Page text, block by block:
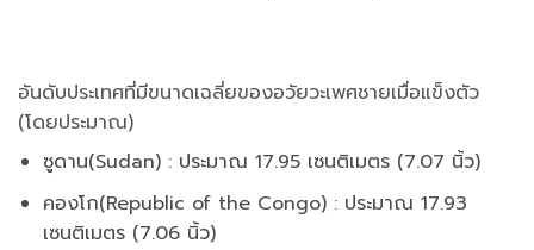
อันดับประเทศที่มีขนาดเฉลี่ยของอวัยวะเพศชายเมื่อแข็งตัว
(โดยประมาณ)
ซูดาน(Sudan) : ประมาณ 17.95 เซนติเมตร (7.07 นิ้ว)
คองโก(Republic of the Congo) : ประมาณ 17.93
เซนติเมตร (7.06 นิ้ว)